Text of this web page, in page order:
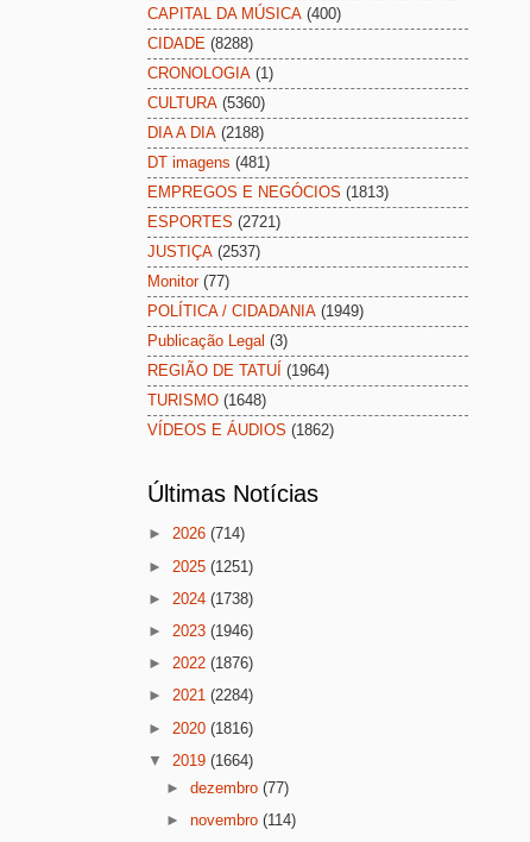
CAPITAL DA MÚSICA (400)
CIDADE (8288)
CRONOLOGIA (1)
CULTURA (5360)
DIA A DIA (2188)
DT imagens (481)
EMPREGOS E NEGÓCIOS (1813)
ESPORTES (2721)
JUSTIÇA (2537)
Monitor (77)
POLÍTICA / CIDADANIA (1949)
Publicação Legal (3)
REGIÃO DE TATUÍ (1964)
TURISMO (1648)
VÍDEOS E ÁUDIOS (1862)
Últimas Notícias
► 2026 (714)
► 2025 (1251)
► 2024 (1738)
► 2023 (1946)
► 2022 (1876)
► 2021 (2284)
► 2020 (1816)
▼ 2019 (1664)
►dezembro(77)
►novembro(114)